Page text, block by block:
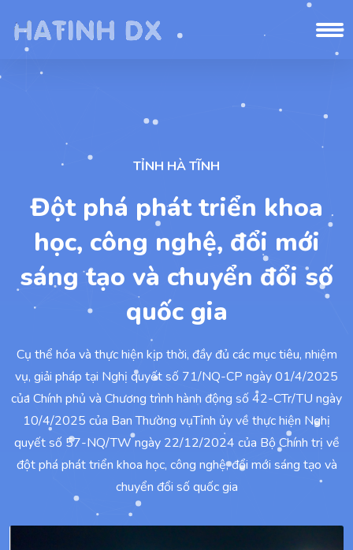
TỈNH HÀ TĨNH
Đột phá phát triển khoa
học, công nghệ, đổi mới
sáng tạo và chuyển đổi số
quốc gia
Cụ thể hóa và thực hiện kịp thời, đầy đủ các mục tiêu, nhiệm
vụ, giải pháp tại Nghị quyết số 71/NQ-CP ngày 01/4/2025
của Chính phủ và Chương trình hành động số 42-CTr/TU ngày
10/4/2025 của Ban Thường vụTỉnh ủy về thực hiện Nghị
quyết số 57-NQ/TW ngày 22/12/2024 của Bộ Chính trị về
đột phá phát triển khoa học, công nghệ, đổi mới sáng tạo và
chuyển đổi số quốc gia